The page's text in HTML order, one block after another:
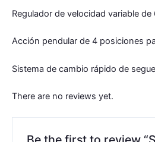
Regulador de velocidad variable de
Acción pendular de 4 posiciones
Sistema de cambio rápido de
There are no reviews yet.